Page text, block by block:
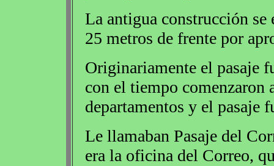
La antigua construcción se
25 metros de frente por
Originariamente el pasaje
con el tiempo comenzaron
departamentos y el pasaje
Le llamaban Pasaje del
era la oficina del Correo,